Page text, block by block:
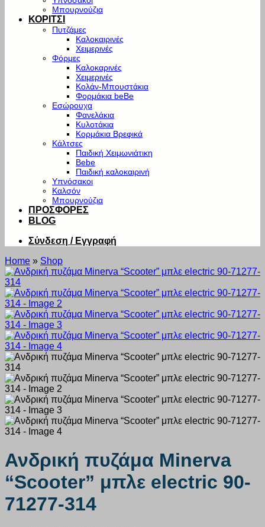
Μπουρνούζια
ΚΟΡΙΤΣΙ
Πυτζάμες
Καλοκαιρινές
Χειμερινές
Φόρμες
Καλοκαρινές
Χειμερινές
Κολάν-Μπουστάκια
Φορμάκια beBe
Εσώρουχα
Φανελάκια
Κυλοτάκια
Κορμάκια Βρεφικά
Κάλτσες
Παιδική Χειμωνιάτικη
Bebe
Παιδική καλοκαιρινή
Υπνόσακοι
Καλσόν
Μπουρνούζια
ΠΡΟΣΦΟΡΕΣ
BLOG
Σύνδεση / Εγγραφή
Home » Shop
Ανδρική πυζάμα Minerva
“Scooter” μπλε electric 90-
71277-314